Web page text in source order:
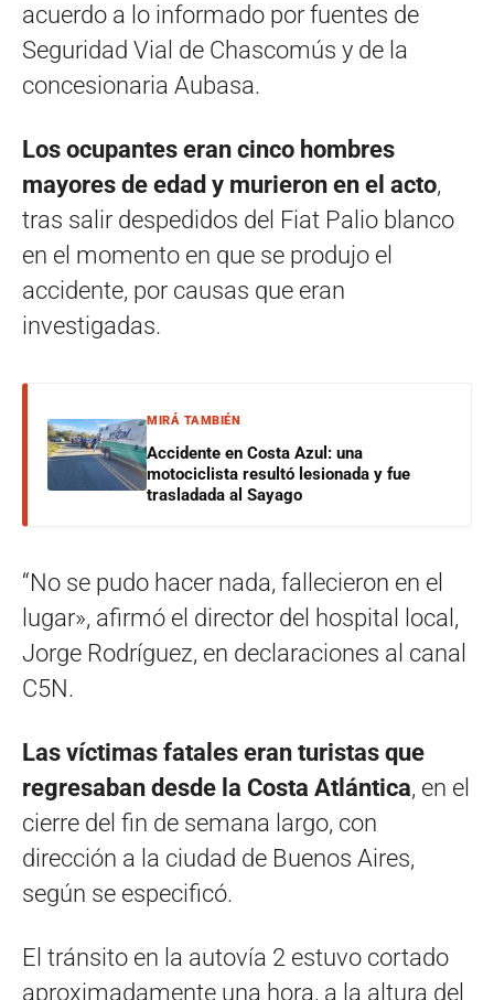
acuerdo a lo informado por fuentes de
Seguridad Vial de Chascomús y de la
concesionaria Aubasa.
Los ocupantes eran cinco hombres
mayores de edad y murieron en el acto,
tras salir despedidos del Fiat Palio blanco
en el momento en que se produjo el
accidente, por causas que eran
investigadas.
MIRÁ TAMBIÉN
Accidente en Costa Azul: una
motociclista resultó lesionada y fue
trasladada al Sayago
“No se pudo hacer nada, fallecieron en el
lugar», afirmó el director del hospital local,
Jorge Rodríguez, en declaraciones al canal
C5N.
Las víctimas fatales eran turistas que
regresaban desde la Costa Atlántica, en el
cierre del fin de semana largo, con
dirección a la ciudad de Buenos Aires,
según se especificó.
El tránsito en la autovía 2 estuvo cortado
aproximadamente una hora, a la altura del